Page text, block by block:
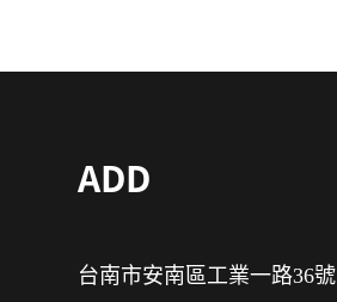
ADD
台南市安南區工業一路36號